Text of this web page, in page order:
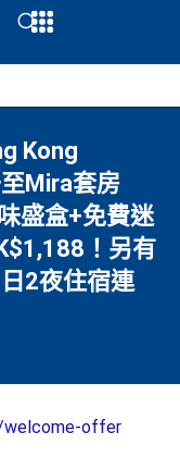
Open
Kong
Mira套房
盛盒+免費迷
！另有
2夜住宿連
welcome-offer